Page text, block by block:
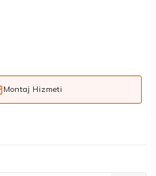
Montaj Hizmeti